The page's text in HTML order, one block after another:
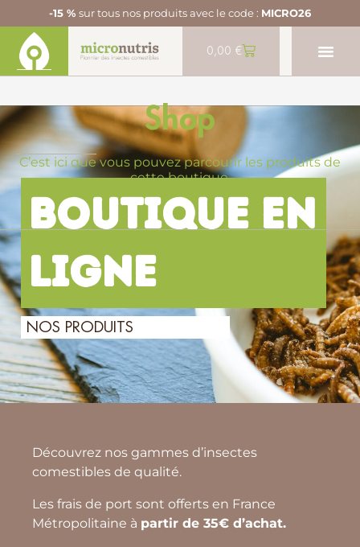
-15 % sur tous nos produits avec le code : MICRO26
0,00 €
Shop
C’est ici que vous pouvez parcourir les produits de
cette boutique.
Boutique en
ligne
NOS PRODUITS
Découvrez nos gammes d’insectes
comestibles de qualité.
Les frais de port sont offerts en France
Métropolitaine à partir de 35€ d’achat.